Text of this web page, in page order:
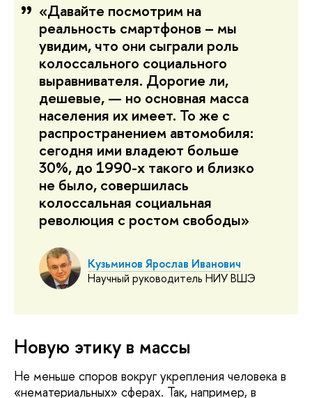
«Давайте посмотрим на
реальность смартфонов – мы
увидим, что они сыграли роль
колоссального социального
выравнивателя. Дорогие ли,
дешевые, — но основная масса
населения их имеет. То же с
распространением автомобиля:
сегодня ими владеют больше
30%, до 1990-х такого и близко
не было, совершилась
колоссальная социальная
революция с ростом свободы»
Кузьминов Ярослав Иванович
Научный руководитель НИУ ВШЭ
Новую этику в массы
Не меньше споров вокруг укрепления человека в
«нематериальных» сферах. Так, например, в